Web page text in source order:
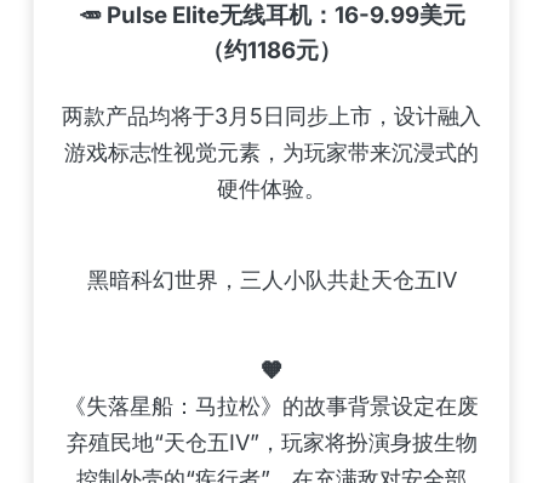
🥕 Pulse Elite无线耳机：16-9.99美元
（约1186元）
两款产品均将于3月5日同步上市，设计融入
游戏标志性视觉元素，为玩家带来沉浸式的
硬件体验。
黑暗科幻世界，三人小队共赴天仓五IV
🧡
《失落星船：马拉松》的故事背景设定在废
弃殖民地“天仓五IV”，玩家将扮演身披生物